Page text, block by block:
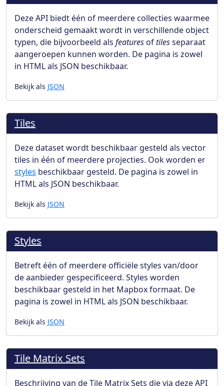
Deze API biedt één of meerdere collecties waarmee
onderscheid gemaakt wordt in verschillende object
typen, die bijvoorbeeld als featuresoftilesseparaat
aangeroepen kunnen worden. De pagina is zowel
in HTML als JSON beschikbaar.
Bekijk als JSON
Tiles
Deze dataset wordt beschikbaar gesteld als vector
tiles in één of meerdere projecties. Ook worden er
styles beschikbaar gesteld. De pagina is zowel in
HTML als JSON beschikbaar.
Bekijk als JSON
Styles
Betreft één of meerdere officiële styles van/door
de aanbieder gespecificeerd. Styles worden
beschikbaar gesteld in het Mapbox formaat. De
pagina is zowel in HTML als JSON beschikbaar.
Bekijk als JSON
Tile Matrix Sets
Beschrijving van de Tile Matrix Sets die via deze API